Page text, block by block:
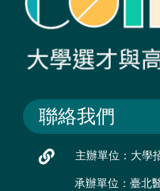
聯絡我們
主辦單位：大學
承辦單位：臺北